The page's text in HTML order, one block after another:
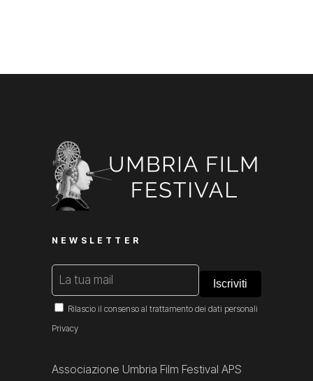
NEWSLETTER
Rilascio il consenso al trattamento dei dati personali
Privacy
Associazione Umbria Film Festival APS